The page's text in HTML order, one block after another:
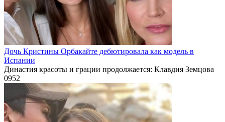
Дочь Кристины Орбакайте дебютировала как модель в
Испании
Династия красоты и грации продолжается: Клавдия Земцова
0952